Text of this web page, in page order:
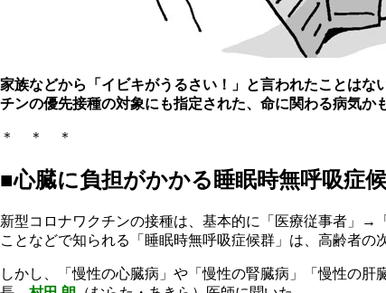
家族などから「イビキがうるさい！」と言われたことは
チンの優先接種の対象にも指定された、命に関わる病気か
＊ ＊ ＊
■心臓に負担がかかる睡眠時無呼吸症候
新型コロナワクチンの接種は、基本的に「医療従事者」
ことなどで知られる「睡眠時無呼吸症候群」は、高齢者の
しかし、「慢性の心臓病」や「慢性の腎臓病」「慢性の